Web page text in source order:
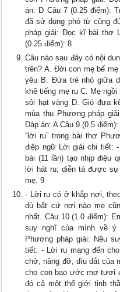
án: D Câu 7 (0.25 điểm):
đã sử dụng phó từ cũng
pháp giải: Đọc kĩ bài thơ
(0.25 điểm): 8
Câu nào sau đây có nội
trên? A. Đời con mẹ bế
yêu B. Đứa trẻ nhỏ giữa
khẽ tiếng mẹ ru C. Mẹ
sôi hạt vàng D. Gió đưa
mùa thu Phương pháp
Đáp án: A Câu 9 (0.5
“lời ru” trong bài thơ
điệp ngữ Lời giải chi tiết:
bài (11 lần) tạo nhịp điệu
lời hát ru, diễn tả được sự
mẹ. 9
- Lời ru có ở khắp nơi,
dù bất cứ nơi nào mẹ
nhất. Câu 10 (1.0 điểm):
suy nghĩ của mình về ý
Phương pháp giải: Nêu
tiết: - Lời ru mang đến
chở, nâng đỡ, dìu dắt của
cho con bao ước mơ tươi
đó cả một thế giới tinh